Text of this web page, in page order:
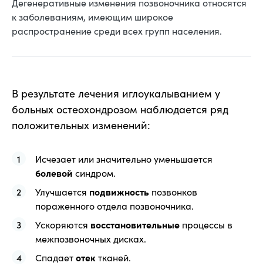
к заболеваниям, имеющим широкое
распространение среди всех групп населения.
В результате лечения иглоукалыванием у
больных остеохондрозом наблюдается ряд
положительных изменений:
Исчезает или значительно уменьшается
болевой синдром.
Улучшается подвижность позвонков
пораженного отдела позвоночника.
Ускоряются восстановительные процессы в
межпозвоночных дисках.
Спадаетотек тканей.